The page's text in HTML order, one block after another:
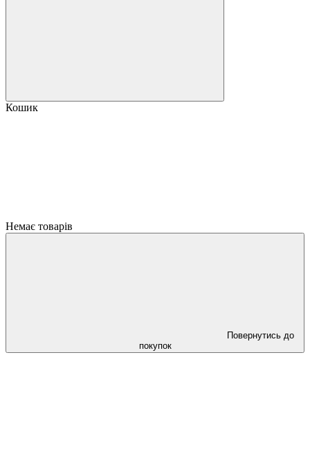
Кошик
Немає товарів
Повернутись до
покупок